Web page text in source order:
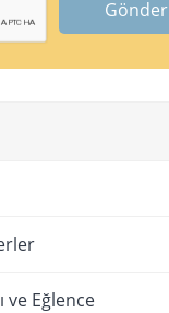
Gönder
ve Eğlence